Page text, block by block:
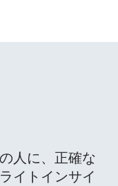
人に、正確な
イトインサイ